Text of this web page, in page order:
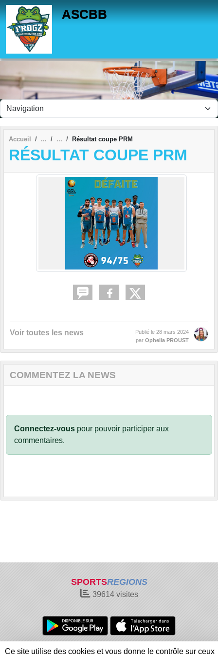
ASCBB
Accueil Résultat coupe PRM
RÉSULTAT COUPE PRM
Voir toutes les news Publié le 28 mars 2024
par Ophelia PROUST
COMMENTEZ LA NEWS
Connectez-vous pour pouvoir participer aux
commentaires.
SPORTSREGIONS
39614visites
Charte cookies Gestion des cookies
Panneau de gestion des cookies
Ce site utilise des cookies et vous donne le contrôle sur ceux